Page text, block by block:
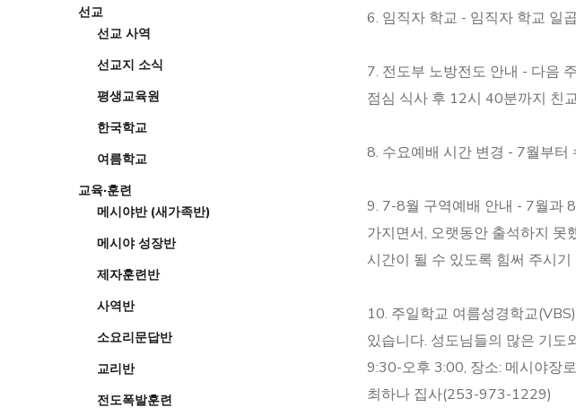
6. 임직자 학교 - 임직자 학교 일
7. 전도부 노방전도 안내 - 다음
점심 식사 후 12시 40분까지 친
8. 수요예배 시간 변경 - 7월부
9. 7-8월 구역예배 안내 - 7월과
가지면서, 오랫동안 출석하지
시간이 될 수 있도록 힘써 주시기
10. 주일학교 여름성경학교
있습니다. 성도님들의 많은 기도
9:30-오후 3:00, 장소: 메시야장
최하나 집사(253-973-1229)
선교
선교 사역
선교지 소식
평생교육원
한국학교
여름학교
교육·훈련
메시야반 (새가족반)
메시야 성장반
제자훈련반
사역반
소요리문답반
교리반
전도폭발훈련